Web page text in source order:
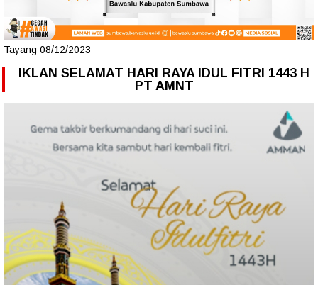
Tayang 08/12/2023
IKLAN SELAMAT HARI RAYA IDUL FITRI 1443 H
PT AMNT